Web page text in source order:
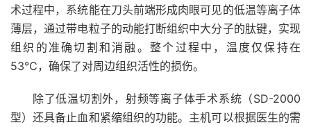
术过程中，系统能在刀头前端形成肉眼可见的低温等离子体
薄层，通过带电粒子的动能打断组织中大分子的肽键，实现
组织的准确切割和消融。整个过程中，温度仅保持在
53℃，确保了对周边组织活性的损伤。
除了低温切割外，射频等离子体手术系统（SD-2000
型）还具备止血和紧缩组织的功能。主机可以根据医生的需